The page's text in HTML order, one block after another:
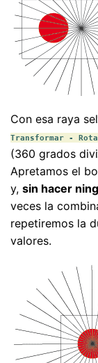
Con esa raya
Transformar -
(360 grados
Apretamos el
y, sin hacer
veces la
repetiremos la
valores.